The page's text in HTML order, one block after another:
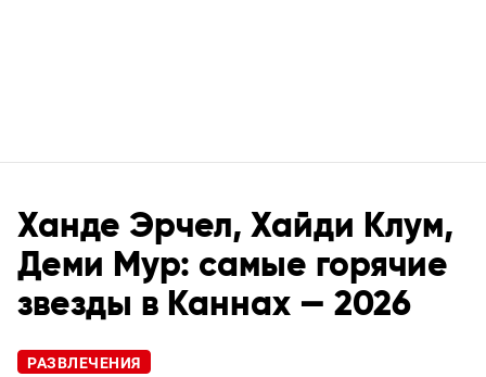
Ханде Эрчел, Хайди Клум,
Деми Мур: самые горячие
звезды в Каннах — 2026
РАЗВЛЕЧЕНИЯ